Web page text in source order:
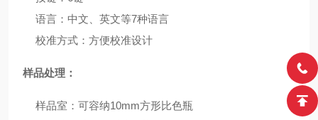
语言：中文、英文等7种语言
校准方式：方便校准设计
样品处理：
样品室：可容纳10mm方形比色瓶